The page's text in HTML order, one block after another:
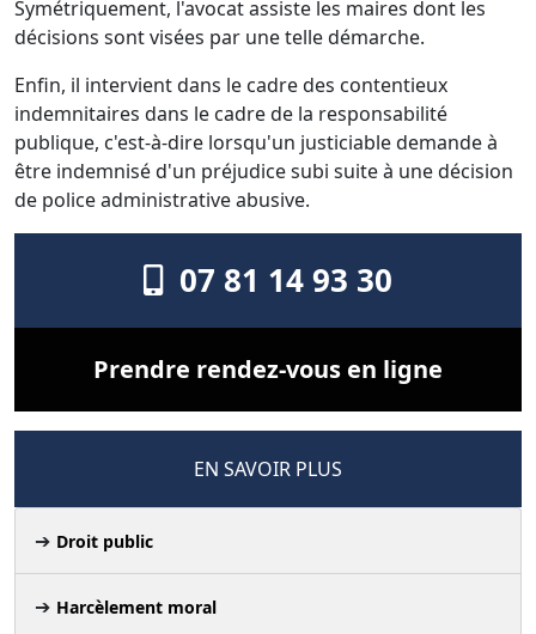
Symétriquement, l'avocat assiste les maires dont les
décisions sont visées par une telle démarche.
Enfin, il intervient dans le cadre des contentieux
indemnitaires dans le cadre de la responsabilité
publique, c'est-à-dire lorsqu'un justiciable demande à
être indemnisé d'un préjudice subi suite à une décision
de police administrative abusive.
07 81 14 93 30
Prendre rendez-vous en ligne
EN SAVOIR PLUS
Droit public
Harcèlement moral